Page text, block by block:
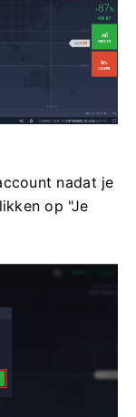
nadat je
op "Je